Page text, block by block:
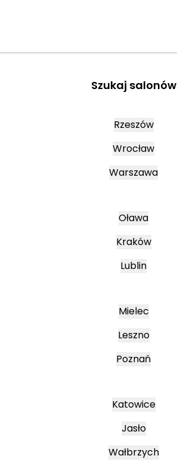
Szukaj salonów
Rzeszów
Wrocław
Warszawa
Oława
Kraków
Lublin
Mielec
Leszno
Poznań
Katowice
Jasło
Wałbrzych